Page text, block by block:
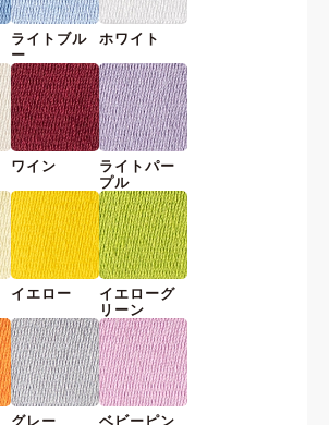
ライトブル
ー
ホワイト
ワイン
ライトパー
プル
イエロー
イエローグ
リーン
グレー ベビーピン